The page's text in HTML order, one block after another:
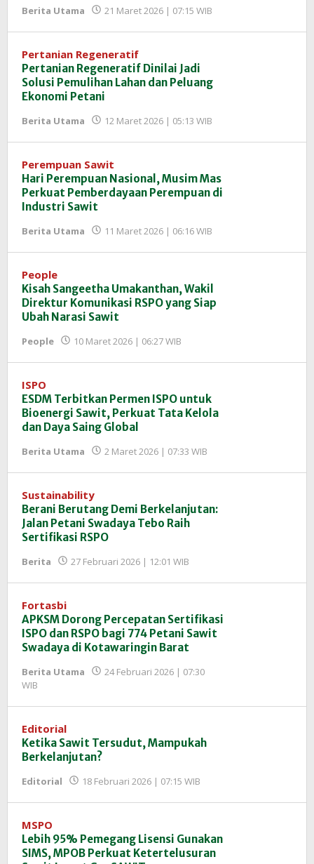
Berita Utama 21 Maret 2026 | 07:15 WIB
InfoSAWIT
Pertanian Regeneratif
Pertanian Regeneratif Dinilai Jadi
Solusi Pemulihan Lahan dan Peluang
Ekonomi Petani
Berita Utama 12 Maret 2026 | 05:13 WIB
InfoSAWIT
Perempuan Sawit
Hari Perempuan Nasional, Musim Mas
Perkuat Pemberdayaan Perempuan di
Industri Sawit
Berita Utama 11 Maret 2026 | 06:16 WIB
InfoSAWIT
People
Kisah Sangeetha Umakanthan, Wakil
Direktur Komunikasi RSPO yang Siap
Ubah Narasi Sawit
People 10 Maret 2026 | 06:27 WIB
InfoSAWIT
ISPO
ESDM Terbitkan Permen ISPO untuk
Bioenergi Sawit, Perkuat Tata Kelola
dan Daya Saing Global
Berita Utama 2 Maret 2026 | 07:33 WIB
InfoSAWIT
Sustainability
Berani Berutang Demi Berkelanjutan:
Jalan Petani Swadaya Tebo Raih
Sertifikasi RSPO
Berita 27 Februari 2026 | 12:01 WIB
InfoSAWIT
Fortasbi
APKSM Dorong Percepatan Sertifikasi
ISPO dan RSPO bagi 774 Petani Sawit
Swadaya di Kotawaringin Barat
Berita Utama
24 Februari 2026 | 07:30
WIB
InfoSAWIT
Editorial
Ketika Sawit Tersudut, Mampukah
Berkelanjutan?
Editorial 18 Februari 2026 | 07:15 WIB
InfoSAWIT
MSPO
Lebih 95% Pemegang Lisensi Gunakan
SIMS, MPOB Perkuat Ketertelusuran